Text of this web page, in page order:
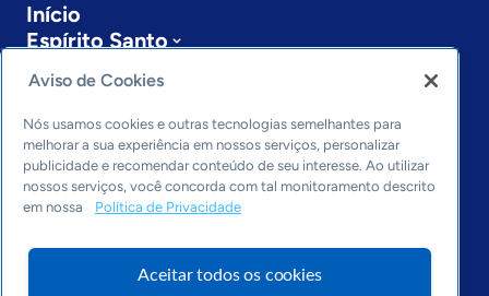
Início
Espírito Santo
Sobre a ASN
Últimas notícias
Entre em contato
Editorias
Economia & Política
Inovação & Tecnologia
Cultura empreendedora
Aviso de Cookies
Nós usamos cookies e outras tecnologias semelhantes para
melhorar a sua experiência em nossos serviços, personalizar
publicidade e recomendar conteúdo de seu interesse. Ao utilizar
nossos serviços, você concorda com tal monitoramento descrito
em nossa
Política de Privacidade
Aceitar todos os cookies